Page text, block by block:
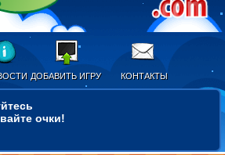
ДОБАВИТЬ ИГРУ КОНТАКТЫ
очки!